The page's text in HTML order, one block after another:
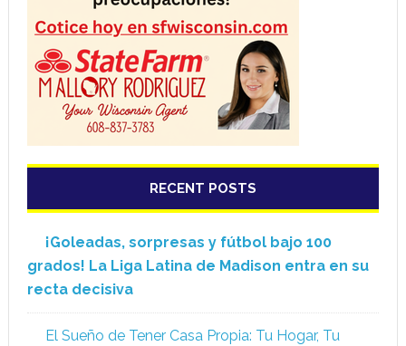
RECENT POSTS
¡Goleadas, sorpresas y fútbol bajo 100
grados! La Liga Latina de Madison entra en su
recta decisiva
El Sueño de Tener Casa Propia: Tu Hogar, Tu